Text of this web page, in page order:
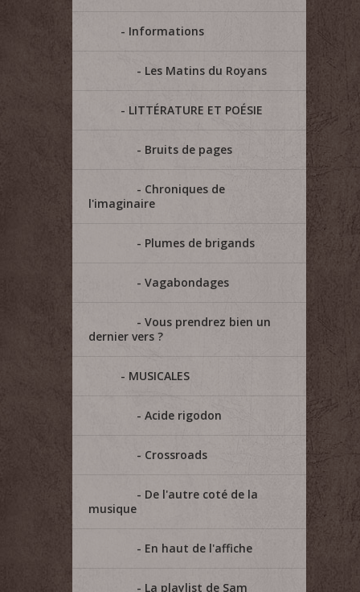
Informations
Les Matins du Royans
LITTÉRATURE ET POÉSIE
Bruits de pages
Chroniques de
l'imaginaire
Plumes de brigands
Vagabondages
Vous prendrez bien un
dernier vers ?
MUSICALES
Acide rigodon
Crossroads
De l'autre coté de la
musique
En haut de l'affiche
La playlist de Sam